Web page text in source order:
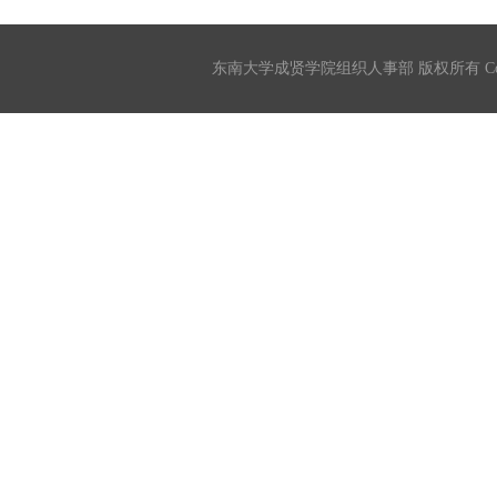
东南大学成贤学院组织人事部 版权所有